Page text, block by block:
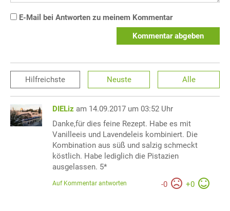
E-Mail bei Antworten zu meinem Kommentar
Kommentar abgeben
Hilfreichste Neuste Alle
DIELiz am 14.09.2017 um 03:52 Uhr
Danke,für dies feine Rezept. Habe es mit
Vanilleeis und Lavendeleis kombiniert. Die
Kombination aus süß und salzig schmeckt
köstlich. Habe lediglich die Pistazien
ausgelassen. 5*
-0 +0
Auf Kommentar antworten